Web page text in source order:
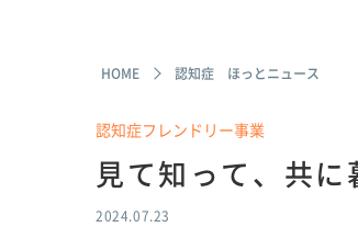
HOME 認知症 ほっとニュース
認知症フレンドリー事業
見て知って、共
2024.07.23